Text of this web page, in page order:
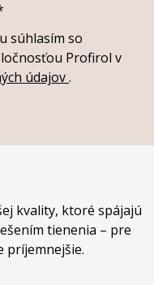
súhlasím so
Profirol v
údajov.
kvality, ktoré spájajú
tienenia – pre
príjemnejšie.